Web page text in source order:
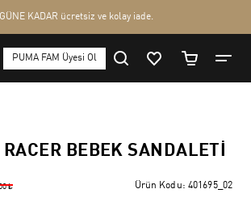
BEBEK SANDALETI
₺ Ürün Kodu: 401695_02